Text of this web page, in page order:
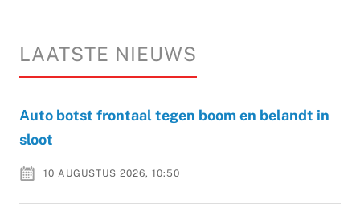
LAATSTE NIEUWS
Auto botst frontaal tegen boom en belandt in
sloot
10 AUGUSTUS 2026, 10:50